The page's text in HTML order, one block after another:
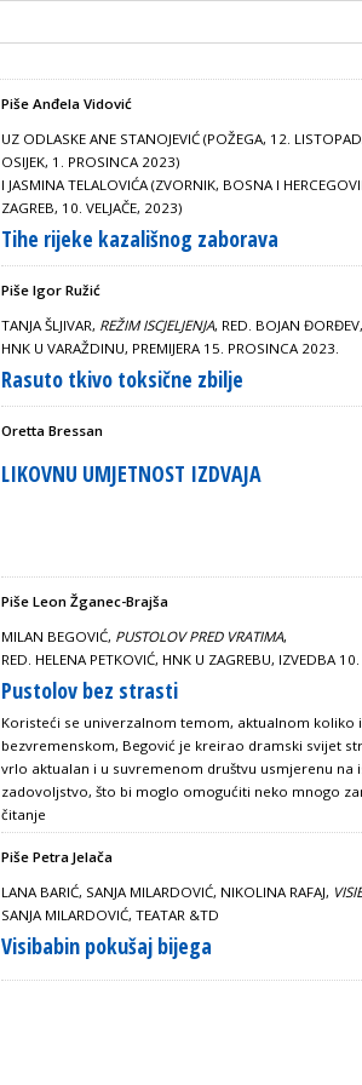
Piše Anđela Vidović
UZ ODLASKE ANE STANOJEVIĆ (POŽEGA, 12.
OSIJEK, 1. PROSINCA 2023)
I JASMINA TELALOVIĆA (ZVORNIK, BOSNA I
ZAGREB, 10. VELJAČE, 2023)
Tihe rijeke kazališnog zaborava
Piše Igor Ružić
TANJA ŠLJIVAR, REŽIM ISCJELJENJA, RED. BOJAN ĐORĐEV,
HNK U VARAŽDINU, PREMIJERA 15. PROSINCA 2023.
Rasuto tkivo toksične zbilje
Oretta Bressan
LIKOVNU UMJETNOST IZDVAJA
Piše Leon Žganec-Brajša
MILAN BEGOVIĆ, PUSTOLOV PRED VRATIMA,
RED. HELENA PETKOVIĆ, HNK U ZAGREBU, IZVEDBA 10.
Pustolov bez strasti
Koristeći se univerzalnom temom, aktualnom koliko
bezvremenskom, Begović je kreirao dramski svijet
vrlo aktualan i u suvremenom društvu usmjerenu na
zadovoljstvo, što bi moglo omogućiti neko mnogo
čitanje
Piše Petra Jelača
LANA BARIĆ, SANJA MILARDOVIĆ, NIKOLINA RAFAJ,
SANJA MILARDOVIĆ, TEATAR &TD
Visibabin pokušaj bijega